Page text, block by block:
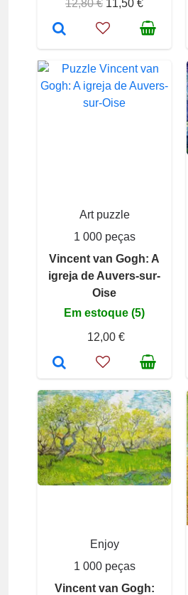
12,80 € 11,50 €
Art puzzle
1 000 peças
Vincent van Gogh: A
igreja de Auvers-sur-
Oise
Em estoque (5)
12,00 €
Enjoy
1 000 peças
Vincent van Gogh: